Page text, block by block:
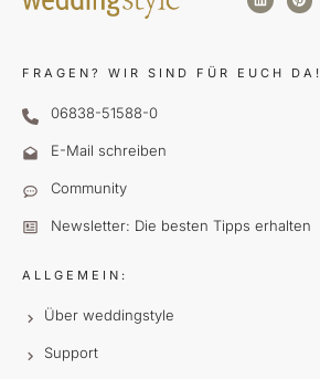
FRAGEN? WIR SIND FÜR EUCH DA!
06838-51588-0
E-Mail schreiben
Community
Newsletter: Die besten Tipps erhalten
ALLGEMEIN:
Über weddingstyle
Support